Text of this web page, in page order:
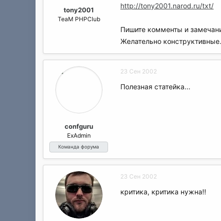
tony2001
TeaM PHPClub
http://tony2001.narod.ru/txt/
Пишите комменты и
Желательно конструктивные.
confguru
ExAdmin
Команда форума
23 Сен 2002
Полезная статейка...
23 Сен 2002
критика, критика нужна!!